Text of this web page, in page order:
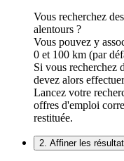
Vous recherchez
alentours ?
Vous pouvez y
0 et 100 km (par
Si vous recherchez
devez alors
Lancez votre
offres d'emploi
restituée.
2. Affiner les